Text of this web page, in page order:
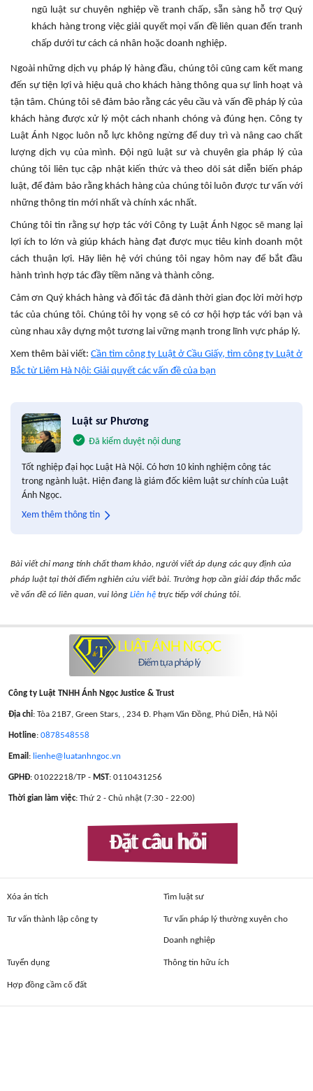
ngũ luật sư chuyên nghiệp về tranh chấp, sẵn sàng hỗ trợ Quý
khách hàng trong việc giải quyết mọi vấn đề liên quan đến tranh
chấp dưới tư cách cá nhân hoặc doanh nghiệp.
Ngoài những dịch vụ pháp lý hàng đầu, chúng tôi cũng cam kết mang
đến sự tiện lợi và hiệu quả cho khách hàng thông qua sự linh hoạt và
tận tâm. Chúng tôi sẽ đảm bảo rằng các yêu cầu và vấn đề pháp lý của
khách hàng được xử lý một cách nhanh chóng và đúng hẹn. Công ty
Luật Ánh Ngọc luôn nỗ lực không ngừng để duy trì và nâng cao chất
lượng dịch vụ của mình. Đội ngũ luật sư và chuyên gia pháp lý của
chúng tôi liên tục cập nhật kiến thức và theo dõi sát diễn biến pháp
luật, để đảm bảo rằng khách hàng của chúng tôi luôn được tư vấn với
những thông tin mới nhất và chính xác nhất.
Chúng tôi tin rằng sự hợp tác với Công ty Luật Ánh Ngọc sẽ mang lại
lợi ích to lớn và giúp khách hàng đạt được mục tiêu kinh doanh một
cách thuận lợi. Hãy liên hệ với chúng tôi ngay hôm nay để bắt đầu
hành trình hợp tác đầy tiềm năng và thành công.
Cảm ơn Quý khách hàng và đối tác đã dành thời gian đọc lời mời hợp
tác của chúng tôi. Chúng tôi hy vọng sẽ có cơ hội hợp tác với bạn và
cùng nhau xây dựng một tương lai vững mạnh trong lĩnh vực pháp lý.
Xem thêm bài viết: Cần tìm công ty Luật ở Cầu Giấy, tìm công ty Luật ở
Bắc từ Liêm Hà Nội: Giải quyết các vấn đề của bạn
Luật sư Phương
Đã kiểm duyệt nội dung
Tốt nghiệp đại học Luật Hà Nội. Có hơn 10 kinh nghiệm công tác
trong ngành luật. Hiện đang là giám đốc kiêm luật sư chính của Luật
Ánh Ngọc.
Xem thêm thông tin
Bài viết chỉ mang tính chất tham khảo, người viết áp dụng các quy định của
pháp luật tại thời điểm nghiên cứu viết bài. Trường hợp cần giải đáp thắc mắc
về vấn đề có liên quan, vui lòng Liên hệ trực tiếp với chúng tôi.
Công ty Luật TNHH Ánh Ngọc Justice & Trust
Địa chỉ: Tòa 21B7, Green Stars, , 234 Đ. Phạm Văn Đồng, Phú Diễn, Hà Nội
Hotline: 0878548558
Email : lienhe@luatanhngoc.vn
GPHĐ: 01022218/TP - MST: 0110431256
Thời gian làm việc: Thứ 2 - Chủ nhật (7:30 - 22:00)
Đặt câu hỏi
Xóa án tích Tìm luật sư
Tư vấn thành lập công ty Tư vấn pháp lý thường xuyên cho
Doanh nghiệp
Tuyển dụng Thông tin hữu ích
Hợp đồng cầm cố đất